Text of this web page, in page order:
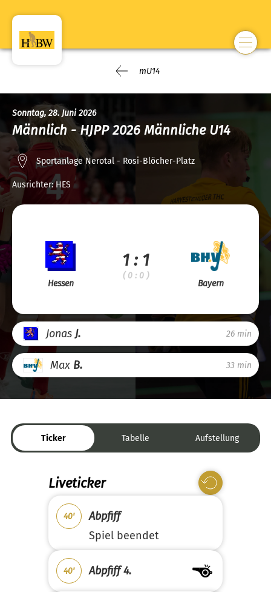
mU14
Sonntag, 28. Juni 2026
Männlich - HJPP 2026 Männliche U14
Sportanlage Nerotal - Rosi-Blöcher-Platz
Ausrichter:HES
Hessen
1 : 1
( 0 : 0 )
Bayern
Jonas J. 26 min
Max B. 33 min
Ticker Tabelle Aufstellung
Liveticker
40'
Abpfiff
Spiel beendet
40' Abpfiff 4.